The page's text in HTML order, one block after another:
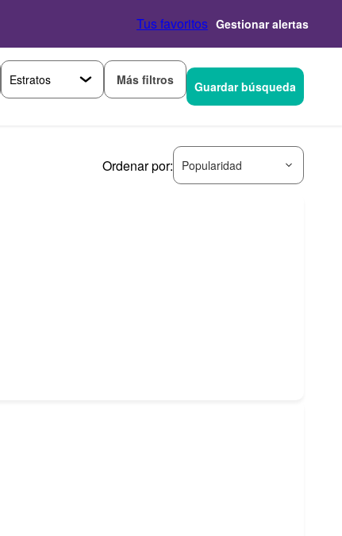
Tus favoritos Gestionar alertas
Más filtros Guardar búsqueda
Ordenar por: Popularidad